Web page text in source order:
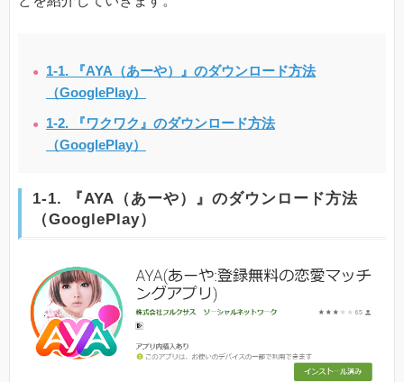
1-1. 『AYA（あーや）』のダウンロード方法
（GooglePlay）
1-2. 『ワクワク』のダウンロード方法
（GooglePlay）
1-1. 『AYA（あーや）』のダウンロード方法
（GooglePlay）